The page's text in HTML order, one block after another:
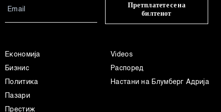
Претплатете се на
билтенот
Економија
Бизнис
Политика
Пазари
Престиж
Videos
Распоред
Настани на Блумберг Адрија